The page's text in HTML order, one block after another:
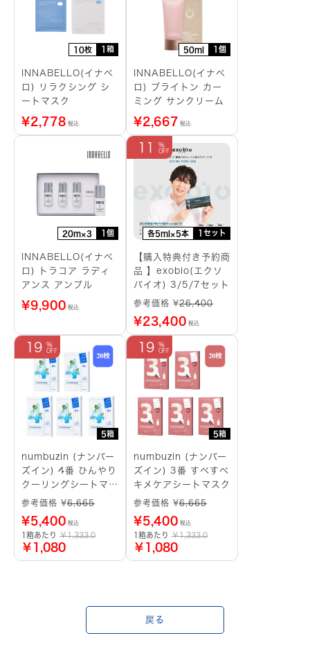
10枚 1箱
INNABELLO(イナベ
ロ) リラクシング シ
ートマスク
¥2,778 税込
50ml 1個
INNABELLO(イナベ
ロ) ブライトン カー
ミング サンクリーム
¥2,667 税込
20m×3 1個
INNABELLO(イナベ
ロ) トラコア ラディ
アンス アンプル
¥9,900 税込
各5ml×5本 1セット
11
【購入特典付き予約商
品 】exobio(エクソ
バイオ) 3/5/7セット
参考価格 ¥26,400
¥23,400 税込
5箱
19
numbuzin (ナンバー
ズイン) 4番 ひんやり
クーリングシートマス
ク
参考価格 ¥6,665
¥5,400 税込
1箱あたり ￥1,333.0
￥1,080
5箱
19
numbuzin (ナンバー
ズイン) 3番 すべすべ
キメケアシートマスク
参考価格 ¥6,665
¥5,400 税込
1箱あたり ￥1,333.0
￥1,080
戻る